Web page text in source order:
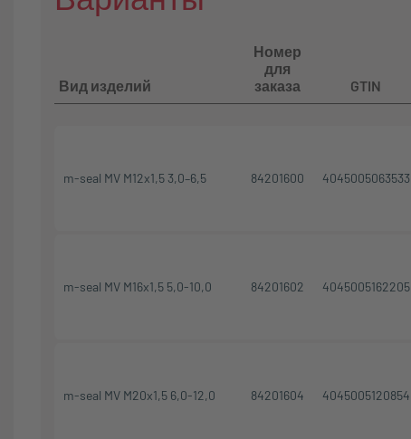
Вид изделий
Номер
для
заказа
GTIN
m-seal MV M12x1,5 3,0–6,5 84201600 4045005063533
m-seal MV M16x1,5 5,0-10,0 84201602 4045005162205
m-seal MV M20x1,5 6,0-12,0 84201604 4045005120854